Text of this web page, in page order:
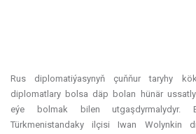
Rus diplomatiýasynyň çuňňur taryhy
diplomatlary bolsa däp bolan hünär
eýe bolmak bilen utgaşdyrmalydyr.
Türkmenistandaky ilçisi Iwan Wolynkin